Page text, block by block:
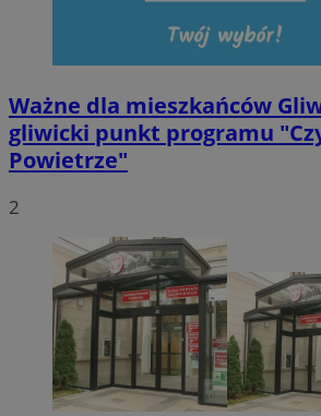
Ważne dla mieszkańców
gliwicki punkt programu
Powietrze"
2